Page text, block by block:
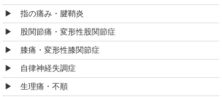
指の痛み・腱鞘炎
股関節痛・変形性股関節症
膝痛・変形性膝関節症
自律神経失調症
生理痛・不順